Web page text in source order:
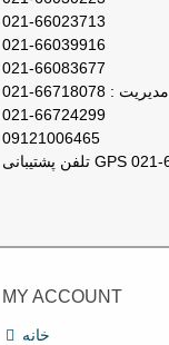
021-66023713
021-66039916
021-66083677
مدیریت : 66718078-021
021-66724299
09121006465
MY ACCOUNT
خانه